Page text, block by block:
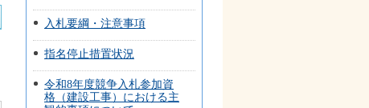
入札要綱・注意事項
指名停止措置状況
令和8年度競争入札参加資
格（建設工事）における主